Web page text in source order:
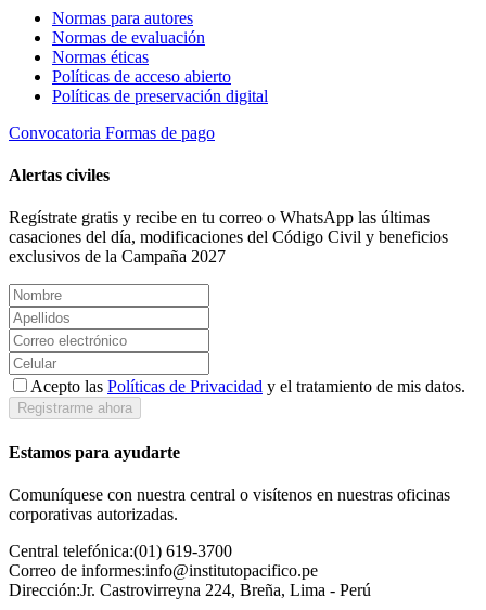
Normas para autores
Normas de evaluación
Normas éticas
Políticas de acceso abierto
Políticas de preservación digital
Convocatoria Formas de pago
Alertas civiles
Regístrate gratis y recibe en tu correo o WhatsApp las últimas
casaciones del día, modificaciones del Código Civil y beneficios
exclusivos de la Campaña 2027
Acepto las Políticas de Privacidad y el tratamiento de mis datos.
Registrarme ahora
Estamos para ayudarte
Comuníquese con nuestra central o visítenos en nuestras oficinas
corporativas autorizadas.
Central telefónica:(01) 619-3700
Correo de informes:info@institutopacifico.pe
Dirección:Jr. Castrovirreyna 224, Breña, Lima - Perú